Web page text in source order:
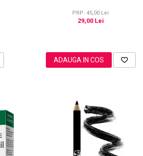
PRP: 45,00 Lei
29,00 Lei
ADAUGA IN COS